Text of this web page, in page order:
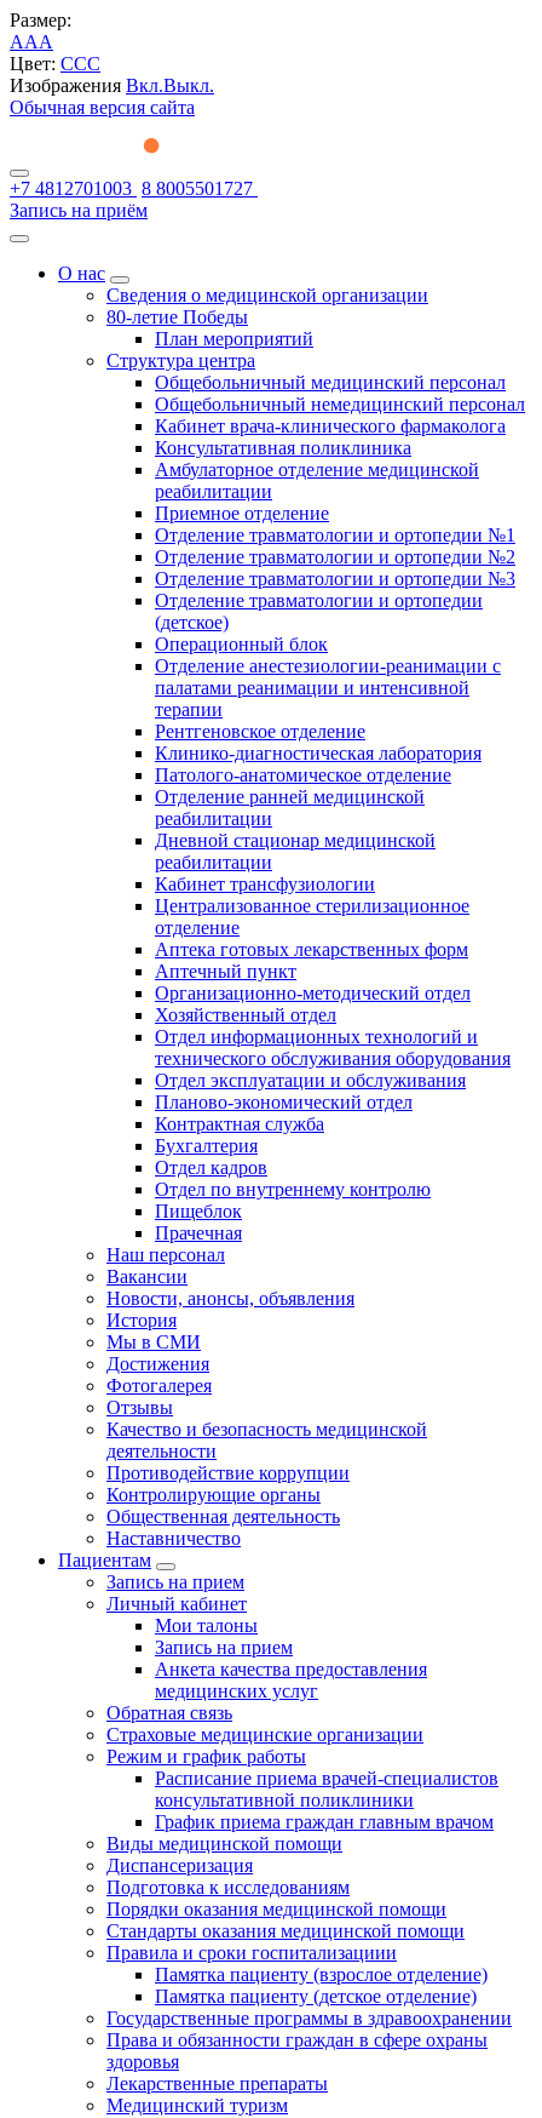
Размер:
AAA
Цвет: CCC
Изображения Вкл.Выкл.
Обычная версия сайта
+7 4812701003 8 8005501727
Запись на приём
О нас
Сведения о медицинской организации
80-летие Победы
План мероприятий
Структура центра
Общебольничный медицинский персонал
Общебольничный немедицинский персонал
Кабинет врача-клинического фармаколога
Консультативная поликлиника
Амбулаторное отделение медицинской
реабилитации
Приемное отделение
Отделение травматологии и ортопедии №1
Отделение травматологии и ортопедии №2
Отделение травматологии и ортопедии №3
Отделение травматологии и ортопедии
(детское)
Операционный блок
Отделение анестезиологии-реанимации с
палатами реанимации и интенсивной
терапии
Рентгеновское отделение
Клинико-диагностическая лаборатория
Патолого-анатомическое отделение
Отделение ранней медицинской
реабилитации
Дневной стационар медицинской
реабилитации
Кабинет трансфузиологии
Централизованное стерилизационное
отделение
Аптека готовых лекарственных форм
Аптечный пункт
Организационно-методический отдел
Хозяйственный отдел
Отдел информационных технологий и
технического обслуживания оборудования
Отдел эксплуатации и обслуживания
Планово-экономический отдел
Контрактная служба
Бухгалтерия
Отдел кадров
Отдел по внутреннему контролю
Пищеблок
Прачечная
Наш персонал
Вакансии
Новости, анонсы, объявления
История
Мы в СМИ
Достижения
Фотогалерея
Отзывы
Качество и безопасность медицинской
деятельности
Противодействие коррупции
Контролирующие органы
Общественная деятельность
Наставничество
Пациентам
Запись на прием
Личный кабинет
Мои талоны
Запись на прием
Анкета качества предоставления
медицинских услуг
Обратная связь
Страховые медицинские организации
Режим и график работы
Расписание приема врачей-специалистов
консультативной поликлиники
График приема граждан главным врачом
Виды медицинской помощи
Диспансеризация
Подготовка к исследованиям
Порядки оказания медицинской помощи
Стандарты оказания медицинской помощи
Правила и сроки госпитализациии
Памятка пациенту (взрослое отделение)
Памятка пациенту (детское отделение)
Государственные программы в здравоохранении
Права и обязанности граждан в сфере охраны
здоровья
Лекарственные препараты
Медицинский туризм